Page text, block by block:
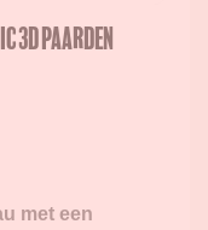
3D Paarden
met een